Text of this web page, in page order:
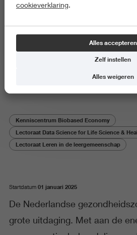
AI learning
Onderzoeksproject
Kenniscentrum Biobased Economy
Lectoraat Data Science for Life Science &
Lectoraat Leren in de leergemeenschap
Startdatum 01 januari 2025
De Nederlandse
grote uitdaging. Met aan de
cookieverklaring.
Alles accepteren
Zelf instellen
Alles weigeren